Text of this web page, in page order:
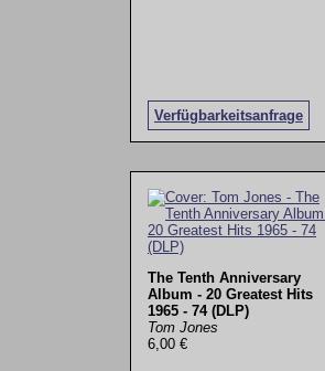
Verfügbarkeitsanfrage
The Tenth Anniversary
Album - 20 Greatest Hits
1965 - 74 (DLP)
Tom Jones
6,00 €